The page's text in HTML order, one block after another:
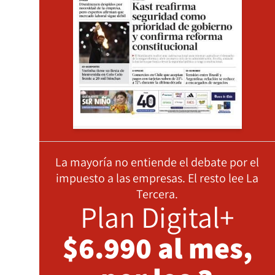
La mayoría no entiende el debate por el
impuesto a las empresas. El resto lee La
Tercera.
Plan Digital+
$6.990 al mes,